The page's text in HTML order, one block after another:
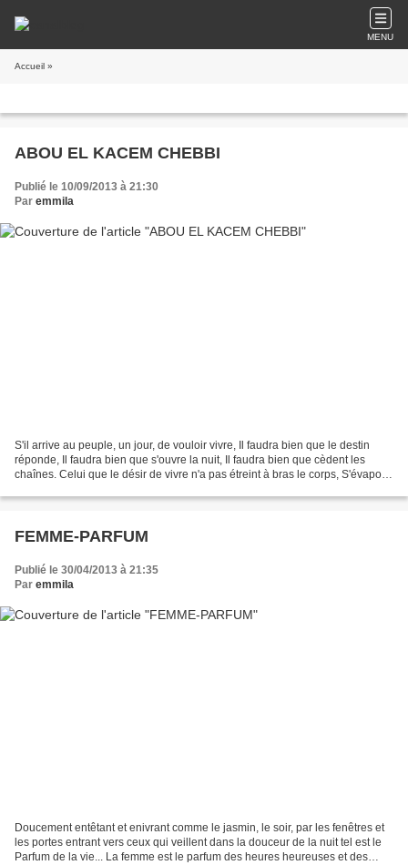
MENU
Accueil »
ABOU EL KACEM CHEBBI
Publié le 10/09/2013 à 21:30
Par emmila
S'il arrive au peuple, un jour, de vouloir vivre, Il faudra bien que le destin
réponde, Il faudra bien que s'ouvre la nuit, Il faudra bien que cèdent les
chaînes. Celui que le désir de vivre n'a pas étreint à bras le corps, S'évapore
FEMME-PARFUM
Publié le 30/04/2013 à 21:35
Par emmila
Doucement entêtant et enivrant comme le jasmin, le soir, par les fenêtres et
les portes entrant vers ceux qui veillent dans la douceur de la nuit tel est le
Parfum de la vie... La femme est le parfum des heures heureuses et des